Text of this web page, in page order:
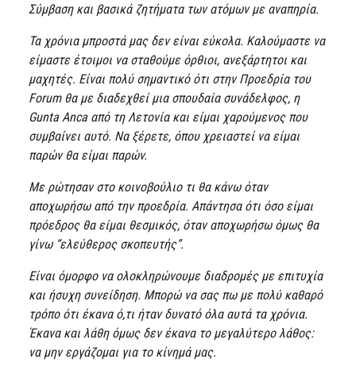
Σύμβαση και βασικά ζητήματα των ατόμων με αναπηρία.
Τα χρόνια μπροστά μας δεν είναι εύκολα. Καλούμαστε να
είμαστε έτοιμοι να σταθούμε όρθιοι, ανεξάρτητοι και
μαχητές. Είναι πολύ σημαντικό ότι στην Προεδρία του
Forum θα με διαδεχθεί μια σπουδαία συνάδελφος, η
Gunta Anca από τη Λετονία και είμαι χαρούμενος που
συμβαίνει αυτό. Να ξέρετε, όπου χρειαστεί να είμαι
παρών θα είμαι παρών.
Με ρώτησαν στο κοινοβούλιο τι θα κάνω όταν
αποχωρήσω από την προεδρία. Απάντησα ότι όσο είμαι
πρόεδρος θα είμαι θεσμικός, όταν αποχωρήσω όμως θα
γίνω “ελεύθερος σκοπευτής”.
Είναι όμορφο να ολοκληρώνουμε διαδρομές με επιτυχία
και ήσυχη συνείδηση. Μπορώ να σας πω με πολύ καθαρό
τρόπο ότι έκανα ό,τι ήταν δυνατό όλα αυτά τα χρόνια.
Έκανα και λάθη όμως δεν έκανα το μεγαλύτερο λάθος:
να μην εργάζομαι για το κίνημά μας.